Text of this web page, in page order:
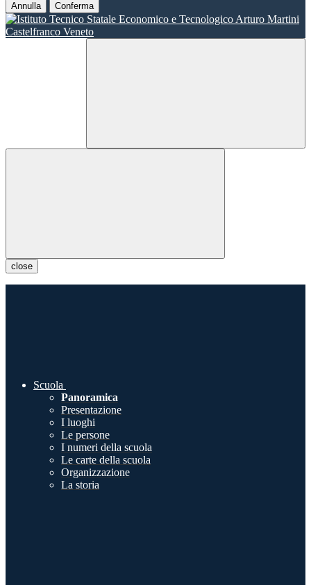
Annulla Conferma
close
Scuola
Panoramica
Presentazione
I luoghi
Le persone
I numeri della scuola
Le carte della scuola
Organizzazione
La storia